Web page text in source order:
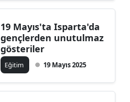
Kırşehir
Kocaeli
Konya
19 Mayıs'ta Isparta'da
gençlerden unutulmaz
gösteriler
Eğitim 19 Mayıs 2025